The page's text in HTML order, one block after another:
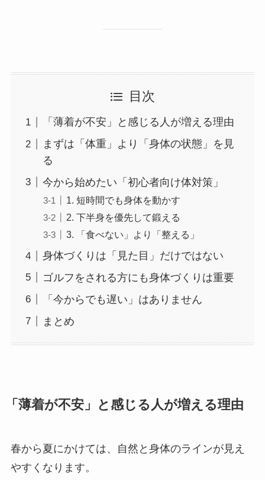
目次
「薄着が不安」と感じる人が増える理由
まずは「体重」より「身体の状態」を見
る
今から始めたい「初心者向け体対策」
1. 短時間でも身体を動かす
2. 下半身を優先して鍛える
3. 「食べない」より「整える」
身体づくりは「見た目」だけではない
ゴルフをされる方にも身体づくりは重要
「今からでも遅い」はありません
まとめ
「薄着が不安」と感じる人が増える理由
春から夏にかけては、自然と身体のラインが見え
やすくなります。